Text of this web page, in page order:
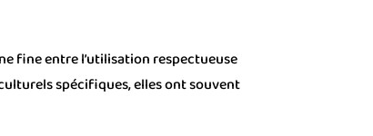
fine entre l’utilisation respectueuse
spécifiques, elles ont souvent